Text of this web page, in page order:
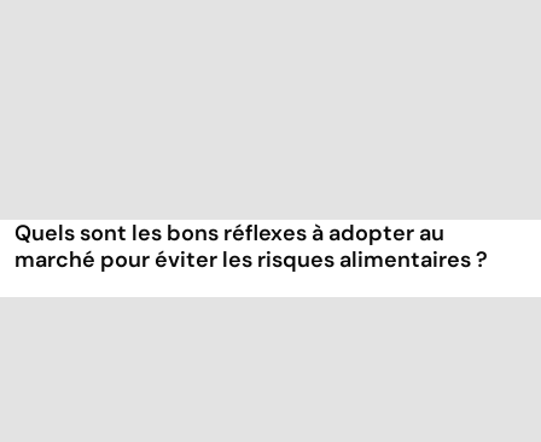
Quels sont les bons réflexes à adopter au
marché pour éviter les risques alimentaires ?